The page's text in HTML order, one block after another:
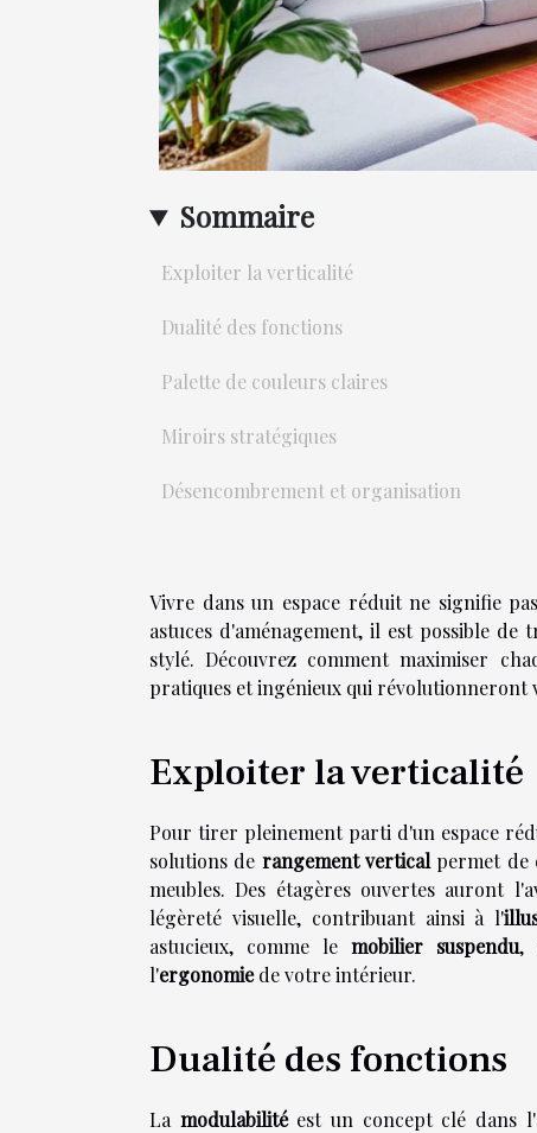
Sommaire
Exploiter la verticalité
Dualité des fonctions
Palette de couleurs claires
Miroirs stratégiques
Désencombrement et organisation
Vivre dans un espace réduit ne signifie
astuces d'aménagement, il est possible
stylé. Découvrez comment maximiser
pratiques et ingénieux qui révolutionneront
Exploiter la verticalité
Pour tirer pleinement parti d'un espace
solutions de rangement vertical permet de
meubles. Des étagères ouvertes auront
légèreté visuelle, contribuant ainsi à l'
astucieux, comme le mobilier suspendu,
l'ergonomiede votre intérieur.
Dualité des fonctions
La modulabilitéest un concept clé dans